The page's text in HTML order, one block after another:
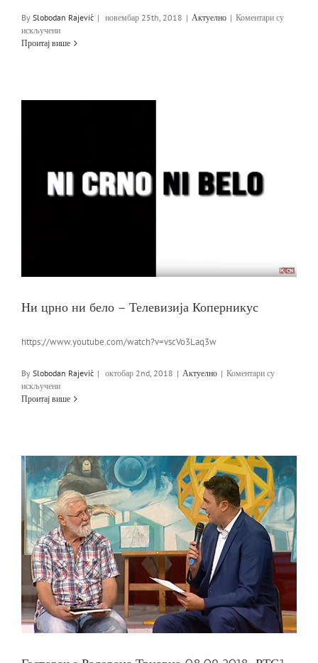
By Slobodan Rajević | новембар 25th, 2018 | Актуелно | Коментари су
искљученина
СЕРБИКА
Проитај више
Ни црно ни бело – Телевизија Коперникус
https://www.youtube.com/watch?v=vscVo3Laq3w
By Slobodan Rajević | октобар 2nd, 2018 | Актуелно | Коментари су
искљученина
Ни
Телевизија
Коперникус
Проитај више